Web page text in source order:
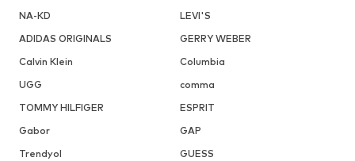
NA-KD
LEVI'S
ADIDAS ORIGINALS
GERRY WEBER
Calvin Klein
Columbia
UGG
comma
TOMMY HILFIGER
ESPRIT
Gabor
GAP
Trendyol
GUESS